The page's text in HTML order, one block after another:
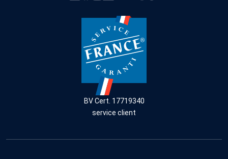
BV Cert. 17719340
service client